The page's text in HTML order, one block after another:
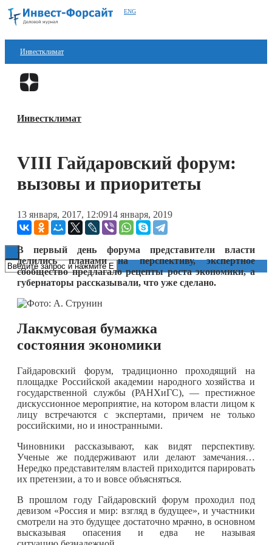
ENG
Инвестклимат
Финансы
Блокчейн
Книги
Инвестклимат
VIII Гайдаровский форум:
вызовы и приоритеты
13 января, 2017, 12:0914 января, 2019
В первый день форума представители власти
делились планами на перспективу, экспертное
сообщество предлагало рецепты роста экономики, а
губернаторы рассказывали, что уже сделано.
Лакмусовая бумажка
состояния экономики
Гайдаровский форум, традиционно проходящий на
площадке Российской академии народного хозяйства и
государственной службы (РАНХиГС), — престижное
дискуссионное мероприятие, на котором власти лицом к
лицу встречаются с экспертами, причем не только
российскими, но и иностранными.
Чиновники рассказывают, как видят перспективу.
Ученые же поддерживают или делают замечания…
Нередко представителям властей приходится парировать
их претензии, а то и вовсе объясняться.
В прошлом году Гайдаровский форум проходил под
девизом «Россия и мир: взгляд в будущее», и участники
смотрели на это будущее достаточно мрачно, в основном
высказывая опасения и едва не называя